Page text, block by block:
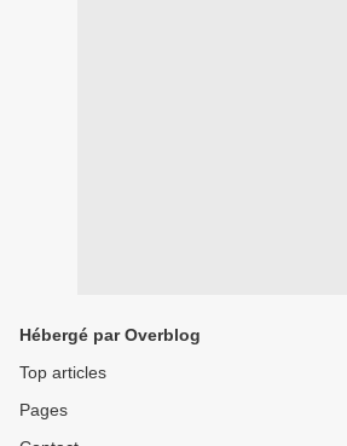
Hébergé par Overblog
Top articles
Pages